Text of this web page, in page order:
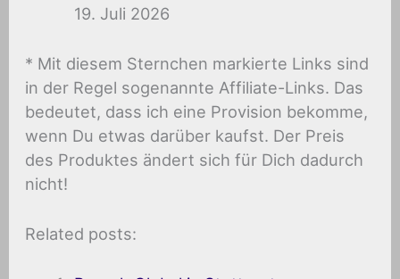
19. Juli 2026
* Mit diesem Sternchen markierte Links sind
in der Regel sogenannte Affiliate-Links. Das
bedeutet, dass ich eine Provision bekomme,
wenn Du etwas darüber kaufst. Der Preis
des Produktes ändert sich für Dich dadurch
nicht!
Related posts: